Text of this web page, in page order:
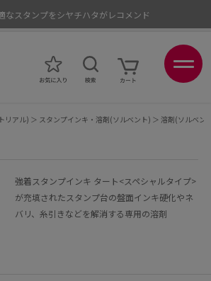
なスタンプをシヤチハタがレコメンド
リアル) ＞ スタンプインキ・溶剤(ソルベント) ＞ 溶剤(ソルベン
強着スタンプインキ タート<スペシャルタイプ>
が充填されたスタンプ台の盤面インキ硬化やネ
バリ、糸引きなどを解消する専用の溶剤